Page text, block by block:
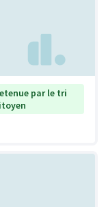
par le tri